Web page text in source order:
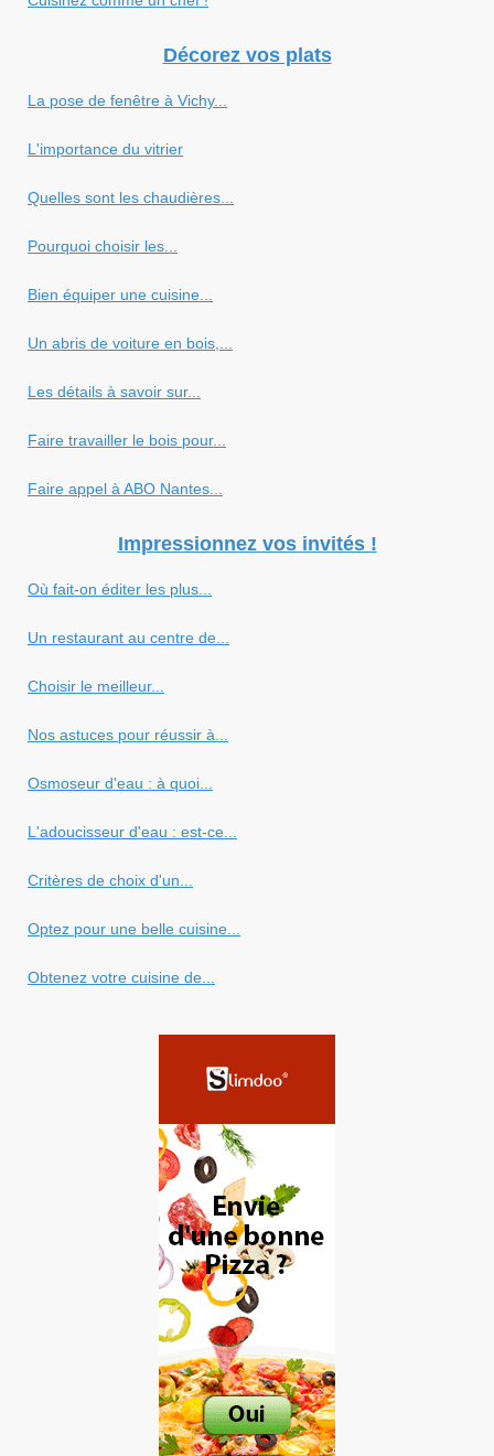
Décorez vos plats
La pose de fenêtre à Vichy...
L'importance du vitrier
Quelles sont les chaudières...
Pourquoi choisir les...
Bien équiper une cuisine...
Un abris de voiture en bois,...
Les détails à savoir sur...
Faire travailler le bois pour...
Faire appel à ABO Nantes...
Impressionnez vos invités !
Où fait-on éditer les plus...
Un restaurant au centre de...
Choisir le meilleur...
Nos astuces pour réussir à...
Osmoseur d'eau : à quoi...
L'adoucisseur d'eau : est-ce...
Critères de choix d'un...
Optez pour une belle cuisine...
Obtenez votre cuisine de...